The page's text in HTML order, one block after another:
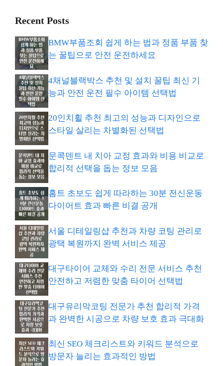
Recent Posts
BMW부품조회 쉽게 하는 법과 정품 부품 찾
는 꿀팁으로 안전 운전하세요
4채널블랙박스 추천 및 설치 꿀팁 최신 기
능과 안전 운전 필수 아이템 선택법
20인치휠 추천 최고의 성능과 디자인으로
스타일 살리는 차별화된 선택법
문콕덴트 내 치아 교정 효과와 비용 비교로
합리적 선택을 돕는 정보 모음
홈트 초보도 쉽게 따라하는 30분 전신운동
다이어트 효과 빠른 비결 공개
서울 디테일링샵 추천과 차량 코팅 관리로
광택 복원까지 완벽 서비스 제공
대구타이어 교체와 수리 전문 서비스 추천
안전하고 저렴한 맞춤 타이어 선택법
대구유리막코팅 전문가 추천 합리적 가격
과 완벽한 시공으로 차량 보호 효과 극대화
최신 SEO 체크리스트와 키워드 분석으로
방문자 늘리는 효과적인 방법